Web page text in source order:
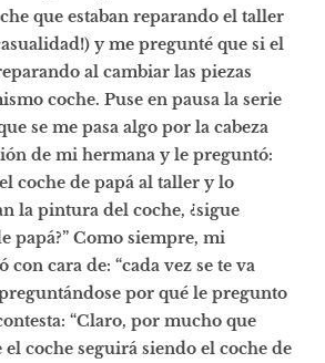
que estaban reparando el taller
y me pregunté que si el
al cambiar las piezas
coche. Puse en pausa la serie
se me pasa algo por la cabeza
de mi hermana y le preguntó:
coche de papá al taller y lo
la pintura del coche, ¿sigue
papá?” Como siempre, mi
cara de: “cada vez se te va
por qué le pregunto
“Claro, por mucho que
coche seguirá siendo el coche de